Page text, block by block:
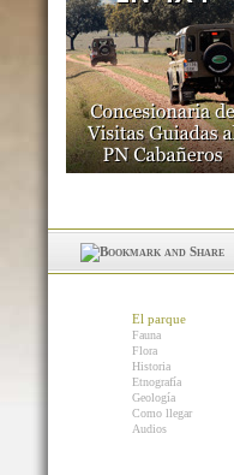
El parque
Fauna
Flora
Historia
Etnografía
Geología
Como llegar
Audios